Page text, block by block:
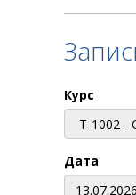
Курс
Дата